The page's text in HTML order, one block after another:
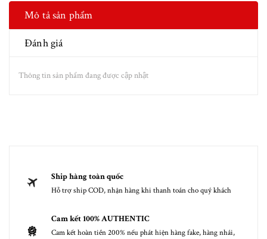
Mô tả sản phẩm
Đánh giá
Thông tin sản phẩm đang được cập nhật
Ship hàng toàn quốc
Hỗ trợ ship COD, nhận hàng khi thanh toán cho quý khách
Cam kết 100% AUTHENTIC
Cam kết hoàn tiền 200% nếu phát hiện hàng fake, hàng nhái,